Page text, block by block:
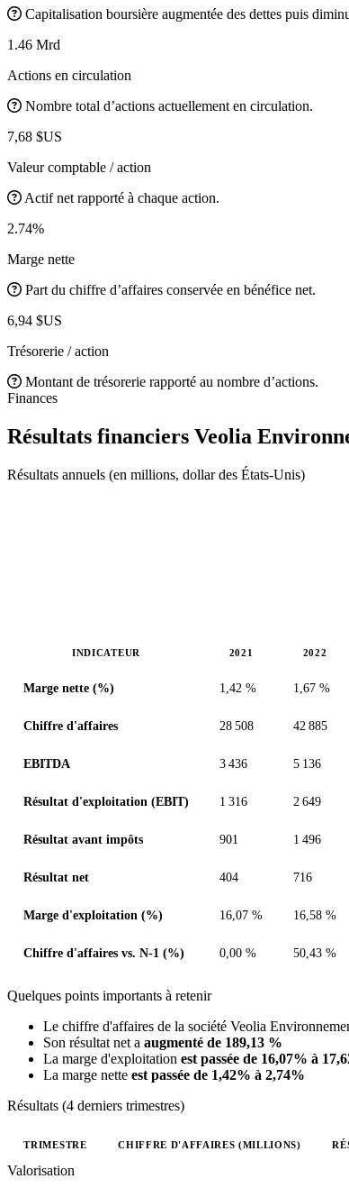
Capitalisation boursière augmentée des dettes puis
1.46 Mrd
Actions en circulation
Nombre total d’actions actuellement en circulation.
7,68 $US
Valeur comptable / action
Actif net rapporté à chaque action.
2.74%
Marge nette
Part du chiffre d’affaires conservée en bénéfice net.
6,94 $US
Trésorerie / action
Montant de trésorerie rapporté au nombre d’actions.
Finances
Résultats financiers Veolia
Résultats annuels (en millions, dollar des États-Unis)
INDICATEUR 2021 2022
Marge nette (%) 1,42 % 1,67 %
Chiffre d'affaires 28 508 42 885
EBITDA 3 436 5 136
Résultat d'exploitation (EBIT) 1 316 2 649
Résultat avant impôts 901 1 496
Résultat net 404 716
Marge d'exploitation (%) 16,07 % 16,58 %
Chiffre d'affaires vs. N-1 (%) 0,00 % 50,43 %
Quelques points importants à retenir
Le chiffre d'affaires de la société Veolia
Son résultat net a augmenté de 189,13 %
La marge d'exploitation est passée de 16,07% à
La marge nette est passée de 1,42% à 2,74%
Résultats (4 derniers trimestres)
Valeurs trimestrielles en millions (dollar des États-Unis)
TRIMESTRE CHIFFRE D'AFFAIRES (MILLIONS)
Valorisation